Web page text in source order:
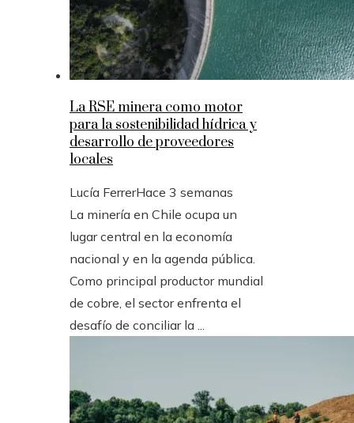
La RSE minera como motor
para la sostenibilidad hídrica y
desarrollo de proveedores
locales
Lucía FerrerHace 3 semanas
La minería en Chile ocupa un
lugar central en la economía
nacional y en la agenda pública.
Como principal productor mundial
de cobre, el sector enfrenta el
desafío de conciliar la ...